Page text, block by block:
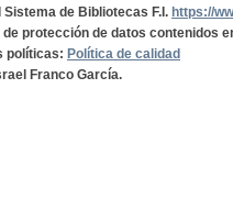
de Bibliotecas F.I. https://
protección de datos contenidos
políticas: Política de calidad
Franco García.